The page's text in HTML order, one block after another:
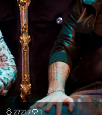
27217 1